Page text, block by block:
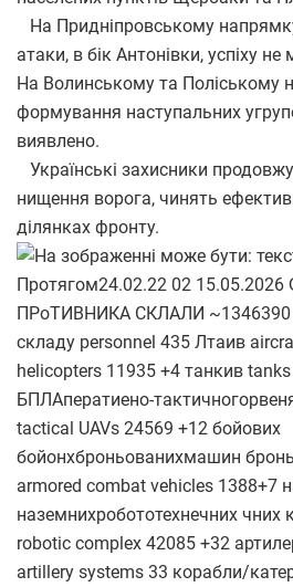
На Придніпровському
атаки, в бік Антонівки, успіху не
На Волинському та Поліському
формування наступальних
виявлено.
Українські захисники
нищення ворога, чинять
ділянках фронту.